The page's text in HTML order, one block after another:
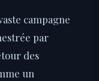
campagne
par
des
un